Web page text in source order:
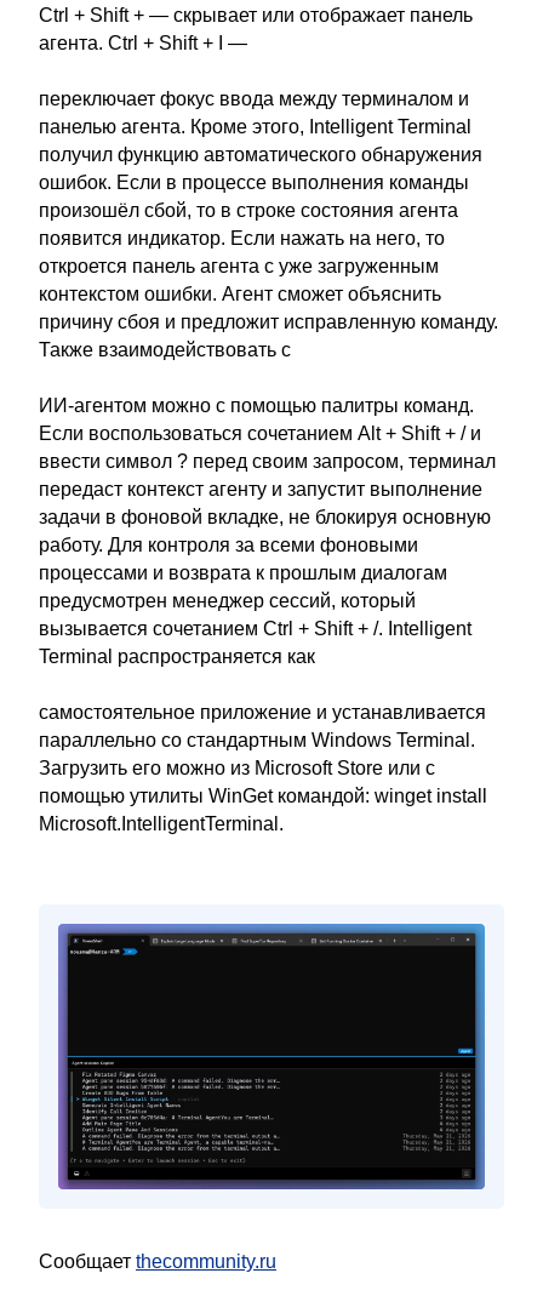
Ctrl + Shift + — скрывает или отображает панель
агента. Ctrl + Shift + I —
переключает фокус ввода между терминалом и
панелью агента. Кроме этого, Intelligent Terminal
получил функцию автоматического обнаружения
ошибок. Если в процессе выполнения команды
произошёл сбой, то в строке состояния агента
появится индикатор. Если нажать на него, то
откроется панель агента с уже загруженным
контекстом ошибки. Агент сможет объяснить
причину сбоя и предложит исправленную команду.
Также взаимодействовать с
ИИ-агентом можно с помощью палитры команд.
Если воспользоваться сочетанием Alt + Shift + / и
ввести символ ? перед своим запросом, терминал
передаст контекст агенту и запустит выполнение
задачи в фоновой вкладке, не блокируя основную
работу. Для контроля за всеми фоновыми
процессами и возврата к прошлым диалогам
предусмотрен менеджер сессий, который
вызывается сочетанием Ctrl + Shift + /. Intelligent
Terminal распространяется как
самостоятельное приложение и устанавливается
параллельно со стандартным Windows Terminal.
Загрузить его можно из Microsoft Store или с
помощью утилиты WinGet командой: winget install
Microsoft.IntelligentTerminal.
Сообщает thecommunity.ru